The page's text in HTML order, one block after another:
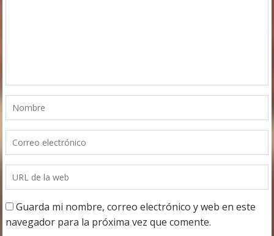
Guarda mi nombre, correo electrónico y web en este
navegador para la próxima vez que comente.